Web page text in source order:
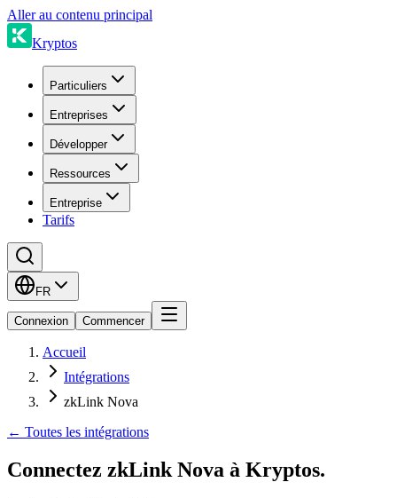
Aller au contenu principal
Kryptos
Particuliers
Entreprises
Développer
Ressources
Entreprise
Tarifs
FR
Connexion Commencer
Accueil
Intégrations
zkLink Nova
← Toutes les intégrations
Connectez zkLink Nova à Kryptos.